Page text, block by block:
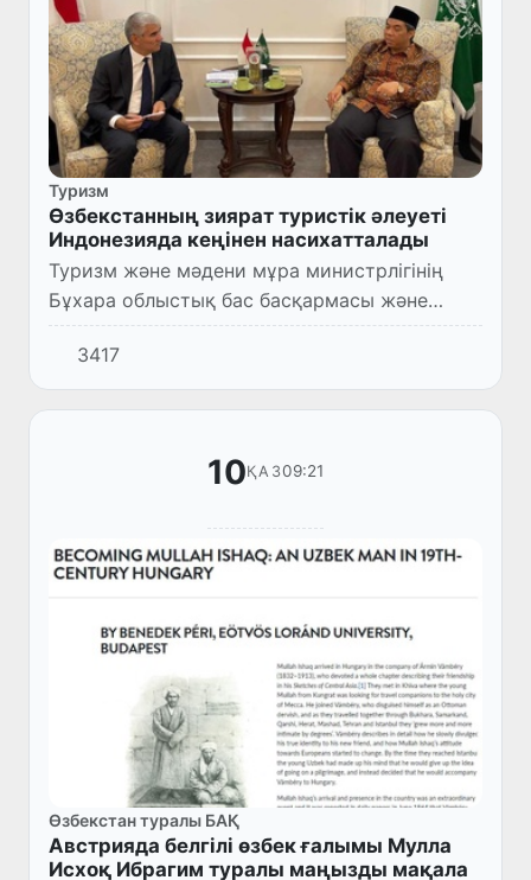
Туризм
Өзбекстанның зиярат туристік әлеуеті
Индонезияда кеңінен насихатталады
Туризм және мәдени мұра министрлігінің
Бұхара облыстық бас басқармасы және
облыс әкімдігінің басшылығында құрылған
делегация Индонезияда сапармен жүр.
Сапардың мақсаты – киелі оры...
3417
10ҚАЗ09:21
Өзбекстан туралы БАҚ
Австрияда белгілі өзбек ғалымы Мулла
Исхоқ Ибрагим туралы маңызды мақала